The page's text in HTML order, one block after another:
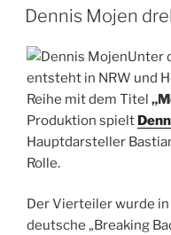
AM
Dennis Mojen
Unter
entsteht in NRW und
Reihe mit dem Titel
Produktion spielt
Hauptdarsteller
Rolle.
Der Vierteiler wurde
deutsche „Breaking